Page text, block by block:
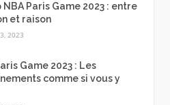
NBA Paris Game 2023 : entre
et raison
2023
Game 2023 : Les
comme si vous y